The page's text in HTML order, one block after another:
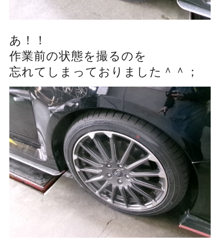
あ！！
作業前の状態を撮るのを
忘れてしまっておりました＾＾；